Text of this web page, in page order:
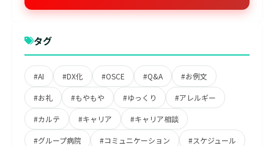
タグ
#AI #DX化 #OSCE #Q&A #お例文
#お礼 #もやもや #ゆっくり #アレルギー
#カルテ #キャリア #キャリア相談
#グループ病院 #コミュニケーション #スケジュール